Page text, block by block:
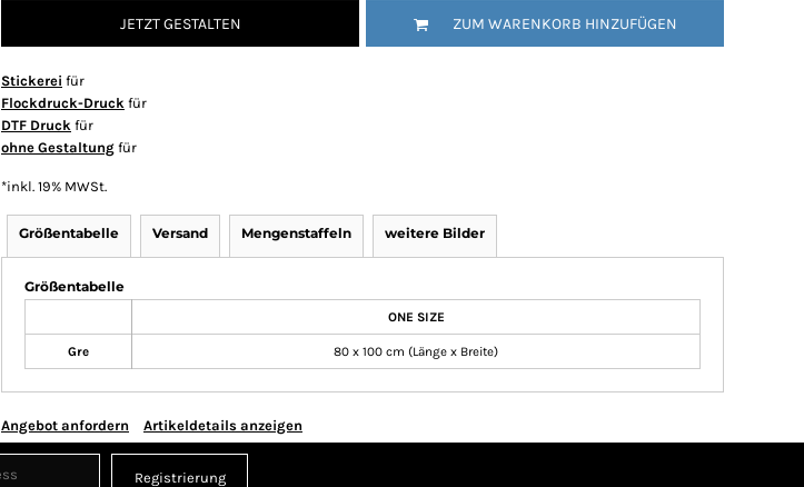
JETZT GESTALTEN ZUM WARENKORB HINZUFÜGEN
Stickerei für
Flockdruck-Druck für
DTF Druck für
ohne Gestaltung für
*inkl. 19% MWSt.
Größentabelle Versand Mengenstaffeln weitere Bilder
Größentabelle
ONE SIZE
Gre 80 x 100 cm (Länge x Breite)
Angebot anfordern Artikeldetails anzeigen
Registrierung